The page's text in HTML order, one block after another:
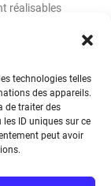
technologies telles
des appareils.
de traiter des
ID uniques sur ce
peut avoir
réalisables
Technologies